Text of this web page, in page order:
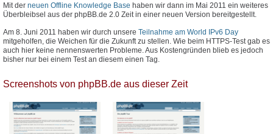
Mit der neuen Offline Knowledge Base haben wir dann im Mai 2011 ein weiteres
Überbleibsel aus der phpBB.de 2.0 Zeit in einer neuen Version bereitgestellt.
Am 8. Juni 2011 haben wir durch unsere Teilnahme am World IPv6 Day
mitgeholfen, die Weichen für die Zukunft zu stellen. Wie beim HTTPS-Test gab es
auch hier keine nennenswerten Probleme. Aus Kostengründen blieb es jedoch
bisher nur bei einem Test an diesem einen Tag.
Screenshots von phpBB.de aus dieser Zeit